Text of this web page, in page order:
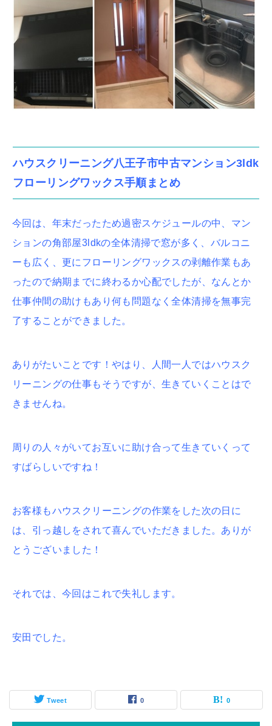
ハウスクリーニング八王子市中古マンション3ldk
フローリングワックス手順まとめ
今回は、年末だったため過密スケジュールの中、マン
ションの角部屋3ldkの全体清掃で窓が多く、バルコニ
ーも広く、更にフローリングワックスの剥離作業もあ
ったので納期までに終わるか心配でしたが、なんとか
仕事仲間の助けもあり何も問題なく全体清掃を無事完
了することができました。
ありがたいことです！やはり、人間一人ではハウスク
リーニングの仕事もそうですが、生きていくことはで
きませんね。
周りの人々がいてお互いに助け合って生きていくって
すばらしいですね！
お客様もハウスクリーニングの作業をした次の日に
は、引っ越しをされて喜んでいただきました。ありが
とうございました！
それでは、今回はこれで失礼します。
安田でした。
Tweet 0 0